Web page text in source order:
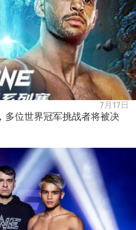
7月17日
多位世界冠军挑战者将被决